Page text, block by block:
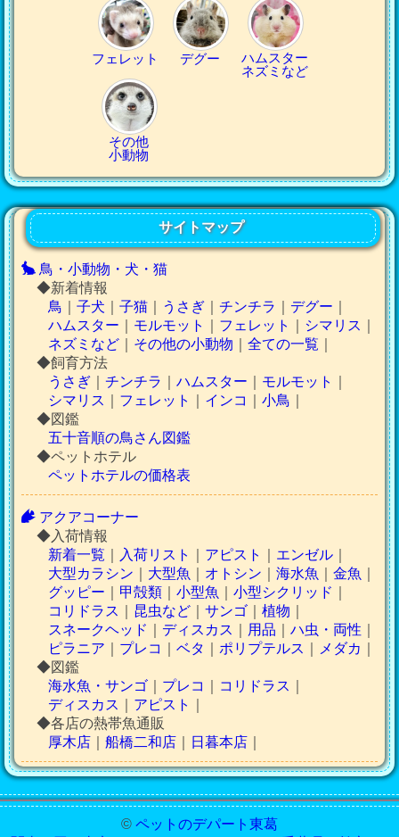
フェレット デグー
ハムスター
ネズミなど
その他
小動物
サイトマップ
鳥・小動物・犬・猫
◆新着情報
鳥
子犬 子猫 うさぎ チンチラ デグー
ハムスター
モルモット フェレット シマリス
ネズミなど
その他の小動物 全ての一覧
◆飼育方法
うさぎ
チンチラ ハムスター モルモット
シマリス
フェレット インコ 小鳥
◆図鑑
五十音順の鳥さん図鑑
◆ペットホテル
ペットホテルの価格表
アクアコーナー
◆入荷情報
新着一覧
入荷リスト アピスト エンゼル
大型カラシン
大型魚 オトシン 海水魚 金魚
グッピー
甲殻類 小型魚 小型シクリッド
コリドラス
昆虫など サンゴ 植物
スネークヘッド
ディスカス 用品 ハ虫・両性
ピラニア
プレコ ベタ ポリプテルス メダカ
◆図鑑
海水魚・サンゴ
プレコ コリドラス
ディスカス
アピスト
◆各店の熱帯魚通販
厚木店
船橋二和店 日暮本店
© ペットのデパート東葛